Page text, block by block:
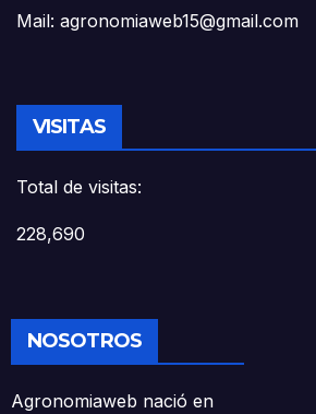
Mail: agronomiaweb15@gmail.com
VISITAS
Total de visitas:
228,690
NOSOTROS
Agronomiaweb nació en